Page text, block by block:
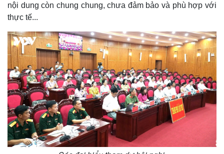
Kinh tế
Bất động sản
Khởi nghiệp
Thị trường
Giá vàng
Tiêu dùng
Tỷ giá
Chứng khoán
nội dung còn chung chung, chưa đảm bảo và phù hợp với
thực tế...